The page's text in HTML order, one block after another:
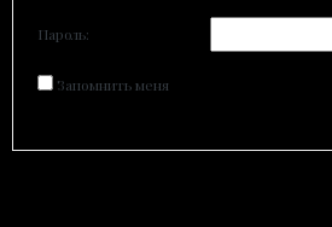
Пароль:
Запомнить меня